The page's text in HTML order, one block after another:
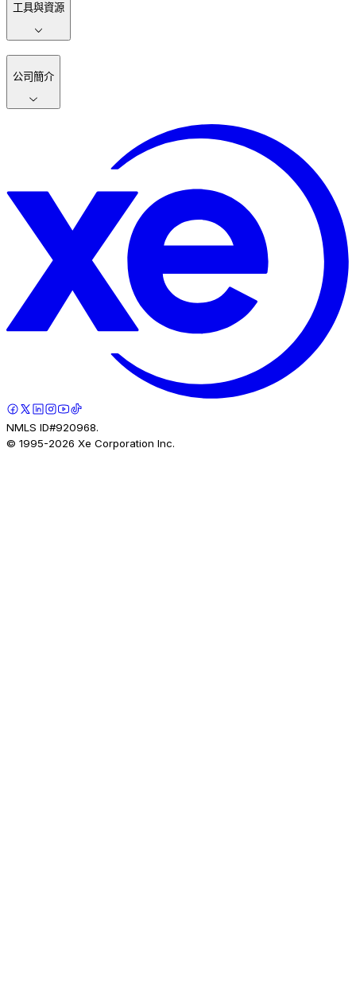
工具與資源
公司簡介
NMLS ID#920968.
© 1995-2026 Xe Corporation Inc.